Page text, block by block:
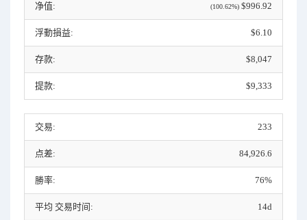
净值: (100.62%) $996.92
浮動損益: $6.10
存款: $8,047
提款: $9,333
交易: 233
点差: 84,926.6
勝率: 76%
平均 交易时间: 14d